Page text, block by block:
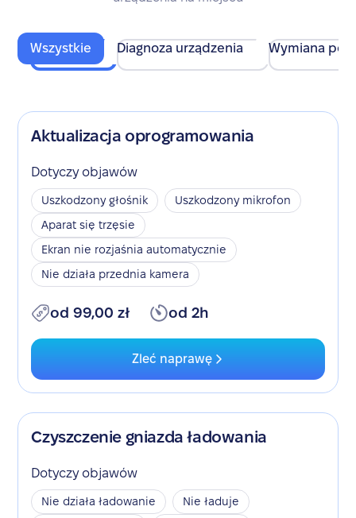
Wszystkie Diagnoza urządzenia Wymiana
Aktualizacja oprogramowania
Dotyczy objawów
Uszkodzony głośnik
Uszkodzony mikrofon
Aparat się trzęsie
Ekran nie rozjaśnia automatycznie
Nie działa przednia kamera
od 99,00 zł od 2h
Zleć naprawę
Czyszczenie gniazda ładowania
Dotyczy objawów
Nie działa ładowanie
Nie ładuje